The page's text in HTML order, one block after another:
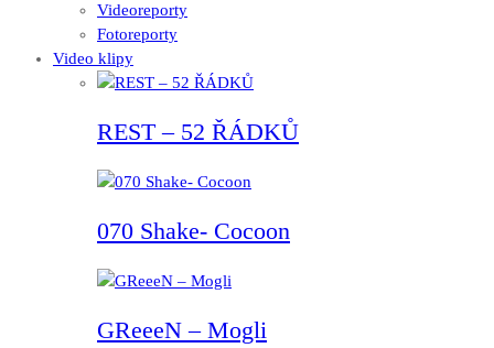
Videoreporty
Fotoreporty
Video klipy
REST – 52 ŘÁDKŮ
070 Shake- Cocoon
GReeeN – Mogli